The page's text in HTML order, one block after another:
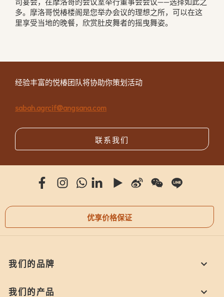
多。摩洛哥悦椿楼阁是您举办会议的理想之所，可以在这
经验丰富的悦椿团队将协助你策划活动
sabah.agrcif@angsana.com
联系我们
优享价格保证
我们的品牌
我们的产品